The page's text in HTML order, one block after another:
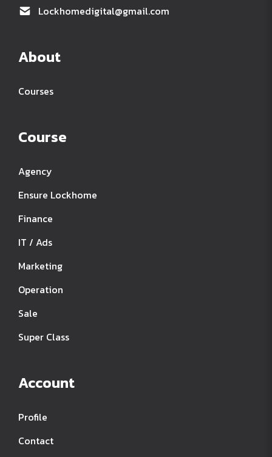
Lockhomedigital@gmail.com
About
Courses
Course
Agency
Ensure Lockhome
Finance
IT / Ads
Marketing
Operation
Sale
Super Class
Account
Profile
Contact